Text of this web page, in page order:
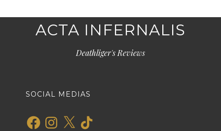
ACTA INFERNALIS
Deathliger's Reviews
SOCIAL MEDIAS
FacebookInstagram
X TikTok